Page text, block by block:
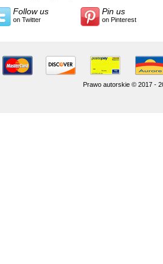
Follow us
on Twitter
Pin us
on Pinterest
Prawo autorskie © 2017 -